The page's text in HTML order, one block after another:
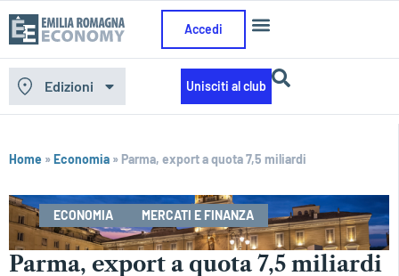
Accedi
Edizioni Unisciti al club
Home »Economia » Parma, export a quota 7,5 miliardi
ECONOMIA MERCATI E FINANZA
Parma, export a quota 7,5 miliardi